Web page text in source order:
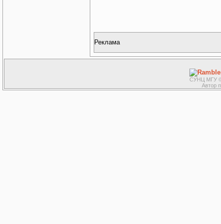
Реклама
СУНЦ МГУ ©
Автор